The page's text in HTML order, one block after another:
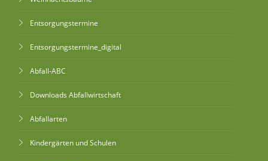
Entsorgungstermine
Entsorgungstermine_digital
Abfall-ABC
Downloads Abfallwirtschaft
Abfallarten
Kindergärten und Schulen